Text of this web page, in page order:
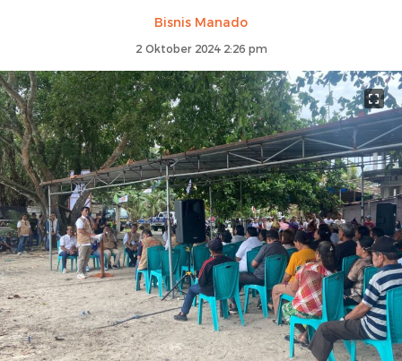
Bisnis Manado
2 Oktober 2024 2:26 pm